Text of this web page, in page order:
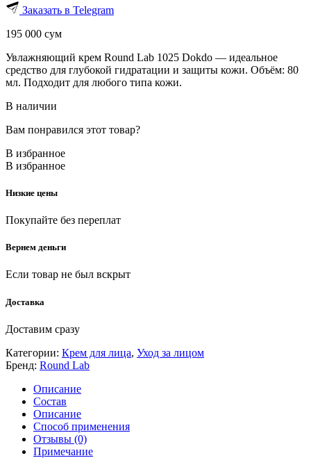
Заказать в Telegram
195 000 сум
Увлажняющий крем Round Lab 1025 Dokdo — идеальное
средство для глубокой гидратации и защиты кожи. Объём: 80
мл. Подходит для любого типа кожи.
В наличии
Вам понравился этот товар?
В избранное
В избранное
Низкие цены
Покупайте без переплат
Вернем деньги
Если товар не был вскрыт
Доставка
Доставим сразу
Категории: Крем для лица, Уход за лицом
Бренд: Round Lab
Описание
Состав
Описание
Способ применения
Отзывы (0)
Примечание